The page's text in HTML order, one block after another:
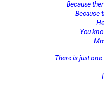
Because
Because
You
There is just